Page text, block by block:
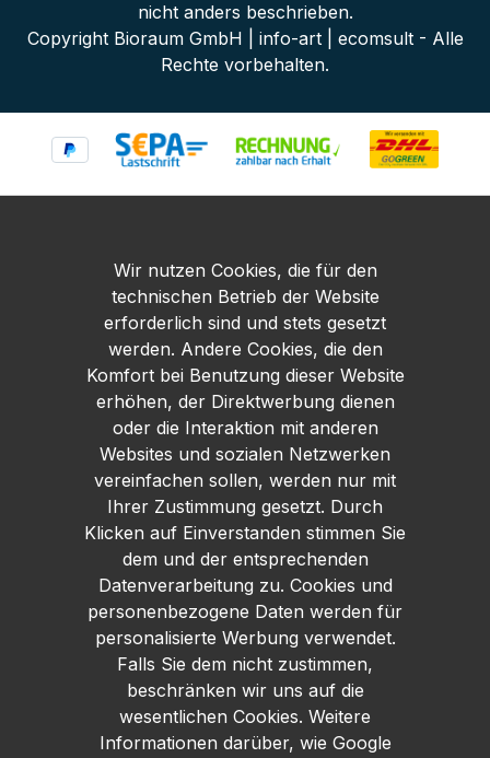
nicht anders beschrieben.
Copyright Bioraum GmbH | info-art | ecomsult - Alle
Rechte vorbehalten.
Wir nutzen Cookies, die für den
technischen Betrieb der Website
erforderlich sind und stets gesetzt
werden. Andere Cookies, die den
Komfort bei Benutzung dieser Website
erhöhen, der Direktwerbung dienen
oder die Interaktion mit anderen
Websites und sozialen Netzwerken
vereinfachen sollen, werden nur mit
Ihrer Zustimmung gesetzt. Durch
Klicken auf Einverstanden stimmen Sie
dem und der entsprechenden
Datenverarbeitung zu. Cookies und
personenbezogene Daten werden für
personalisierte Werbung verwendet.
Falls Sie dem nicht zustimmen,
beschränken wir uns auf die
wesentlichen Cookies. Weitere
Informationen darüber, wie Google